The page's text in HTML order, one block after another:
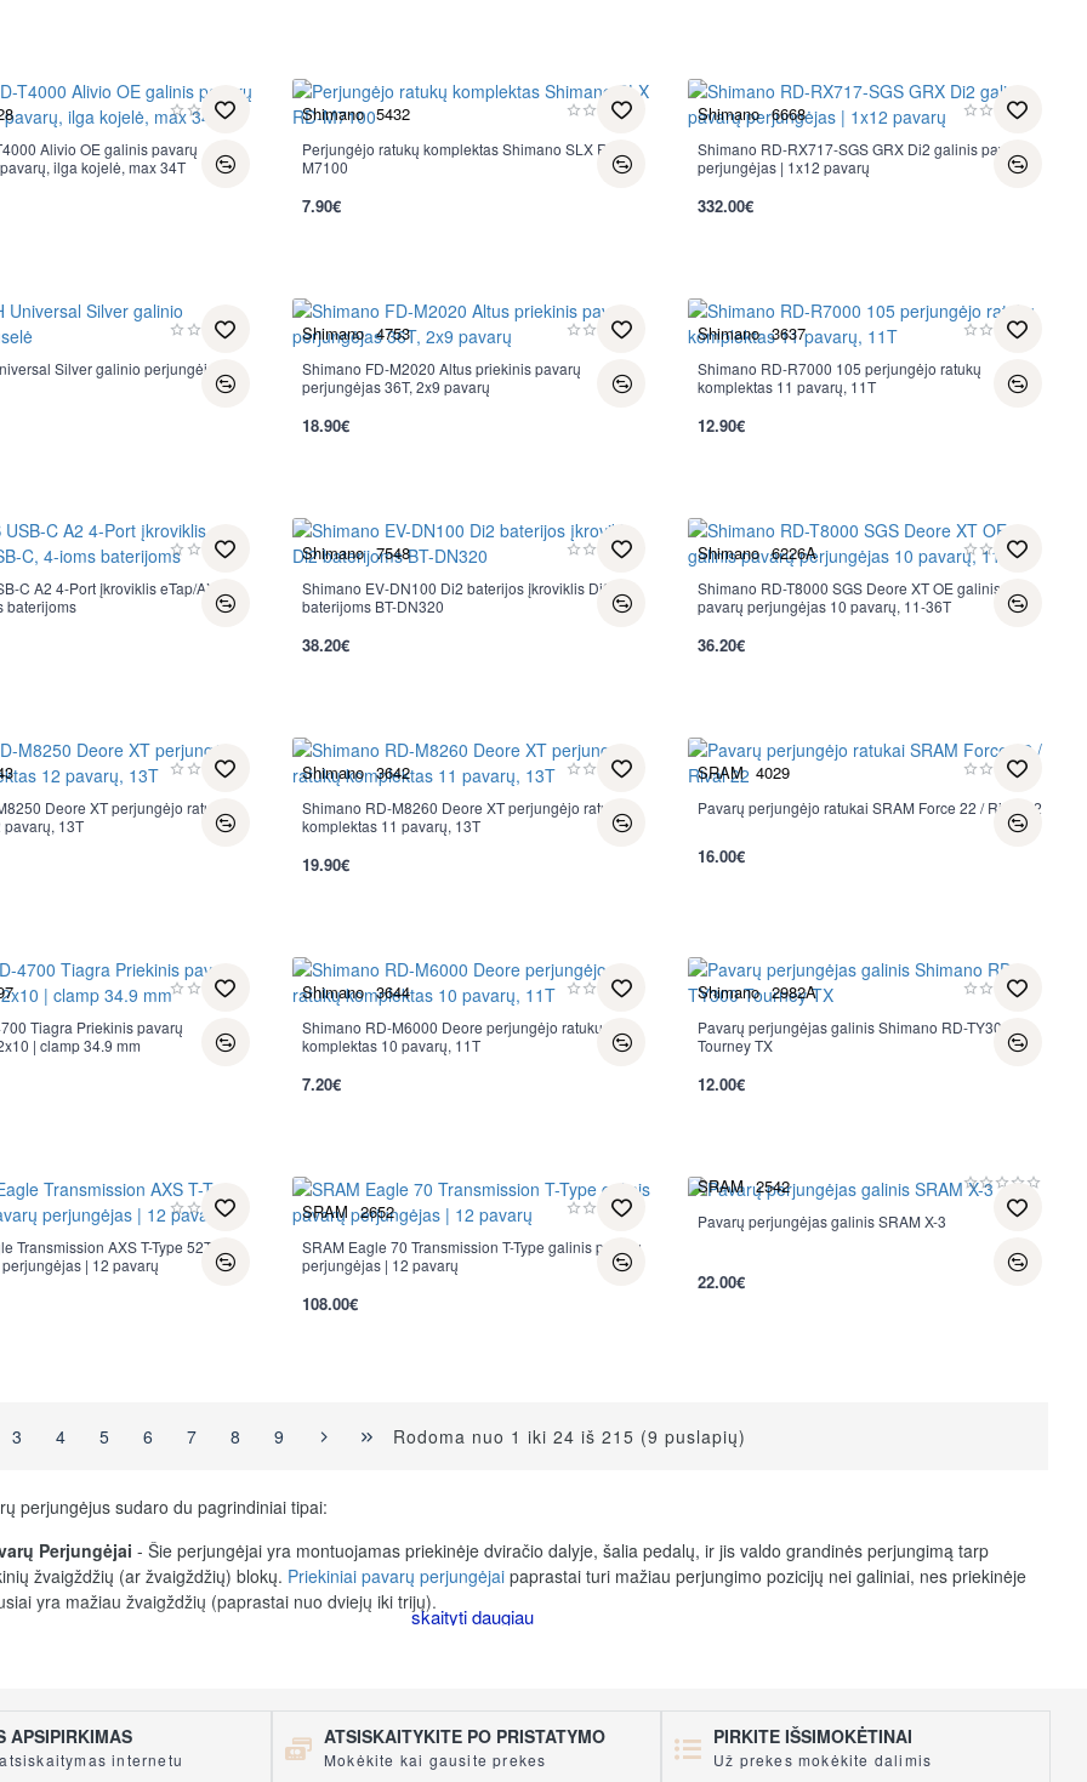
Alivio OE galinis pavarų
ilga kojelė, max 34T
per 2-3 d.
Shimano 5432
Perjungėjo ratukų komplektas Shimano SLX RD-
M7100
7.90€ per 2-3 d.
Shimano 6668
Shimano RD-RX717-SGS GRX Di2 galinis pavarų
perjungėjas | 1x12 pavarų
332.00€
Silver galinio perjungėjo
Nauja
per 2-3 d.
Shimano 4753
Shimano FD-M2020 Altus priekinis pavarų
perjungėjas 36T, 2x9 pavarų
18.90€
Nauja
per 2-3 d.
Shimano 3637
Shimano RD-R7000 105 perjungėjo ratukų
komplektas 11 pavarų, 11T
12.90€
C A2 4-Port įkroviklis eTap/AXS,
baterijoms
Nauja
per 2-3 d.
Shimano 7548
Shimano EV-DN100 Di2 baterijos įkroviklis Di2
baterijoms BT-DN320
38.20€
Nauja
per 2-3 d.
Shimano 6226A
Shimano RD-T8000 SGS Deore XT OE galinis
pavarų perjungėjas 10 pavarų, 11-36T
36.20€
Deore XT perjungėjo ratukų
13T
Nauja
per 2-3 d.
Shimano 3642
Shimano RD-M8260 Deore XT perjungėjo ratukų
komplektas 11 pavarų, 13T
19.90€
SRAM 4029
Pavarų perjungėjo ratukai SRAM Force 22 / Rival 22
16.00€
Tiagra Priekinis pavarų
| clamp 34.9 mm
Nauja
per 2-3 d.
Shimano 3644
Shimano RD-M6000 Deore perjungėjo ratukų
komplektas 10 pavarų, 11T
7.20€ per 2-3 d.
Shimano 2982A
Pavarų perjungėjas galinis Shimano RD-TY300
Tourney TX
12.00€
Transmission AXS T-Type 52T
| 12 pavarų
SRAM 2652
SRAM Eagle 70 Transmission T-Type galinis pavarų
perjungėjas | 12 pavarų
108.00€
SRAM 2542
Pavarų perjungėjas galinis SRAM X-3
22.00€
3 4 5 6 7 8 9 Rodoma nuo 1 iki 24 iš 215 (9 puslapių)
perjungėjus sudaro du pagrindiniai tipai:
Perjungėjai - Šie perjungėjai yra montuojamas priekinėje dviračio dalyje, šalia pedalų, ir jis valdo grandinės perjungimą tarp
žvaigždžių (ar žvaigždžių) blokų. Priekiniai pavarų perjungėjai paprastai turi mažiau perjungimo pozicijų nei galiniai, nes priekinėje
yra mažiau žvaigždžių (paprastai nuo dviejų iki trijų).
rankenėlėmis, kurios montuojamos ant dviračio vairo. Šios rankenėlės yra sujungtos su perjungėjais per troselius (mechaniniai
laidus (elektroniniai perjungėjai). Kai dviratininkas pasuka arba spaudžia rankenėlę, perjungėjas juda ir perstumia grandinę ant kitos
APSIPIRKIMAS
internetu
ATSISKAITYKITE PO PRISTATYMO
Mokėkite kai gausite prekes
PIRKITE IŠSIMOKĖTINAI
Už prekes mokėkite dalimis